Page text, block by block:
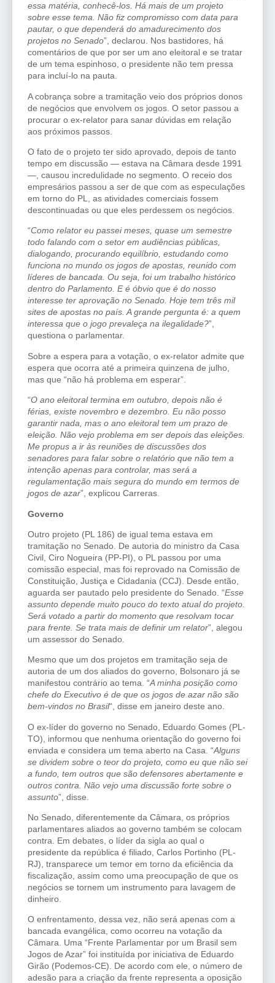
essa matéria, conhecê-los. Há mais de um projeto
sobre esse tema. Não fiz compromisso com data para
pautar, o que dependerá do amadurecimento dos
projetos no Senado”, declarou. Nos bastidores, há
comentários de que por ser um ano eleitoral e se tratar
de um tema espinhoso, o presidente não tem pressa
para incluí-lo na pauta.
A cobrança sobre a tramitação veio dos próprios donos
de negócios que envolvem os jogos. O setor passou a
procurar o ex-relator para sanar dúvidas em relação
aos próximos passos.
O fato de o projeto ter sido aprovado, depois de tanto
tempo em discussão — estava na Câmara desde 1991
—, causou incredulidade no segmento. O receio dos
empresários passou a ser de que com as especulações
em torno do PL, as atividades comerciais fossem
descontinuadas ou que eles perdessem os negócios.
“Como relator eu passei meses, quase um semestre
todo falando com o setor em audiências públicas,
dialogando, procurando equilíbrio, estudando como
funciona no mundo os jogos de apostas, reunido com
líderes de bancada. Ou seja, foi um trabalho histórico
dentro do Parlamento. E é óbvio que é do nosso
interesse ter aprovação no Senado. Hoje tem três mil
sites de apostas no país. A grande pergunta é: a quem
interessa que o jogo prevaleça na ilegalidade?”,
questiona o parlamentar.
Sobre a espera para a votação, o ex-relator admite que
espera que ocorra até a primeira quinzena de julho,
mas que “não há problema em esperar”.
“O ano eleitoral termina em outubro, depois não é
férias, existe novembro e dezembro. Eu não posso
garantir nada, mas o ano eleitoral tem um prazo de
eleição. Não vejo problema em ser depois das eleições.
Me propus a ir às reuniões de discussões dos
senadores para falar sobre o relatório que não tem a
intenção apenas para controlar, mas será a
regulamentação mais segura do mundo em termos de
jogos de azar”, explicou Carreras.
Governo
Outro projeto (PL 186) de igual tema estava em
tramitação no Senado. De autoria do ministro da Casa
Civil, Ciro Nogueira (PP-PI), o PL passou por uma
comissão especial, mas foi reprovado na Comissão de
Constituição, Justiça e Cidadania (CCJ). Desde então,
aguarda ser pautado pelo presidente do Senado. “Esse
assunto depende muito pouco do texto atual do projeto.
Será votado a partir do momento que resolvam tocar
para frente. Se trata mais de definir um relator”, alegou
um assessor do Senado.
Mesmo que um dos projetos em tramitação seja de
autoria de um dos aliados do governo, Bolsonaro já se
manifestou contrário ao tema. “A minha posição como
chefe do Executivo é de que os jogos de azar não são
bem-vindos no Brasil“, disse em janeiro deste ano.
O ex-líder do governo no Senado, Eduardo Gomes (PL-
TO), informou que nenhuma orientação do governo foi
enviada e considera um tema aberto na Casa. “Alguns
se dividem sobre o teor do projeto, como eu que não sei
a fundo, tem outros que são defensores abertamente e
outros contra. Não vejo uma discussão forte sobre o
assunto”, disse.
No Senado, diferentemente da Câmara, os próprios
parlamentares aliados ao governo também se colocam
contra. Em debates, o líder da sigla ao qual o
presidente da república é filiado, Carlos Portinho (PL-
RJ), transparece um temor em torno da eficiência da
fiscalização, assim como uma preocupação de que os
negócios se tornem um instrumento para lavagem de
dinheiro.
O enfrentamento, dessa vez, não será apenas com a
bancada evangélica, como ocorreu na votação da
Câmara. Uma “Frente Parlamentar por um Brasil sem
Jogos de Azar” foi instituída por iniciativa de Eduardo
Girão (Podemos-CE). De acordo com ele, o número de
adesão para a criação da frente representa a oposição